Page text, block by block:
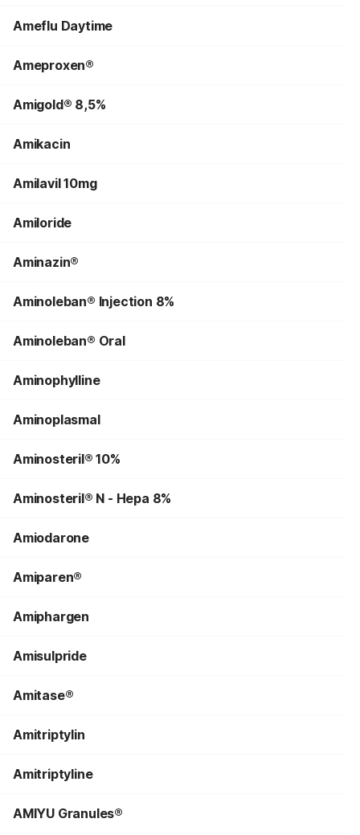
Ameflu Daytime
Ameproxen®
Amigold® 8,5%
Amikacin
Amilavil 10mg
Amiloride
Aminazin®
Aminoleban® Injection 8%
Aminoleban® Oral
Aminophylline
Aminoplasmal
Aminosteril® 10%
Aminosteril® N - Hepa 8%
Amiodarone
Amiparen®
Amiphargen
Amisulpride
Amitase®
Amitriptylin
Amitriptyline
AMIYU Granules®